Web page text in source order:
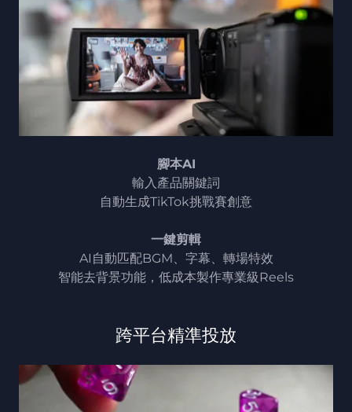
腳本AI
輸入產品關鍵詞
自動生成TikTok挑戰賽創意
一鍵剪輯
AI自動匹配BGM、字幕、轉場特效
智能去背景功能，低成本製作專業級Reels
跨平台精準投放